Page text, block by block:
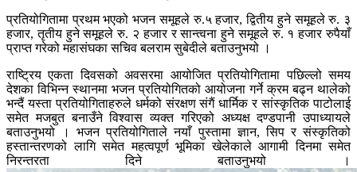
प्रतियोगितामा प्रथम भएको भजन समूहले रु.५ हजार, द्वितीय हुने समूहले रु. ३
हजार, तृतीय हुने समूहले रु. २ हजार र सान्त्वना हुने समूहले रु. १ हजार रुपैयाँ
प्राप्त गरेको महासंघका सचिव बलराम सुबेदीले बताउनुभयो ।
राष्ट्रिय एकता दिवसको अवसरमा आयोजित प्रतियोगितामा पछिल्लो समय
देशका विभिन्न स्थानमा भजन प्रतियोगितको आयोजना गर्ने क्रम बढ्न थालेको
भन्दैं यस्ता प्रतियोगिताहरुले धर्मको संरक्षण संगैं धार्मिक र सांस्कृतिक पाटोलाई
समेत मजबुत बनाउँने विश्वास व्यक्त गरिएको अध्यक्ष दण्डपानी उपाध्यायले
बताउनुभयो । भजन प्रतियोगिताले नयाँ पुस्तामा ज्ञान, सिप र संस्कृतिको
हस्तान्तरणको लागि समेत महत्वपूर्ण भूमिका खेलेकाले आगामी दिनमा समेत
निरन्तरता दिने बताउनुभयो ।